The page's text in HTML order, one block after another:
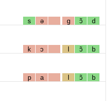
s ə g ɔ̃ d
k ɔ l ɔ̃ b
p a l ɔ̃ b